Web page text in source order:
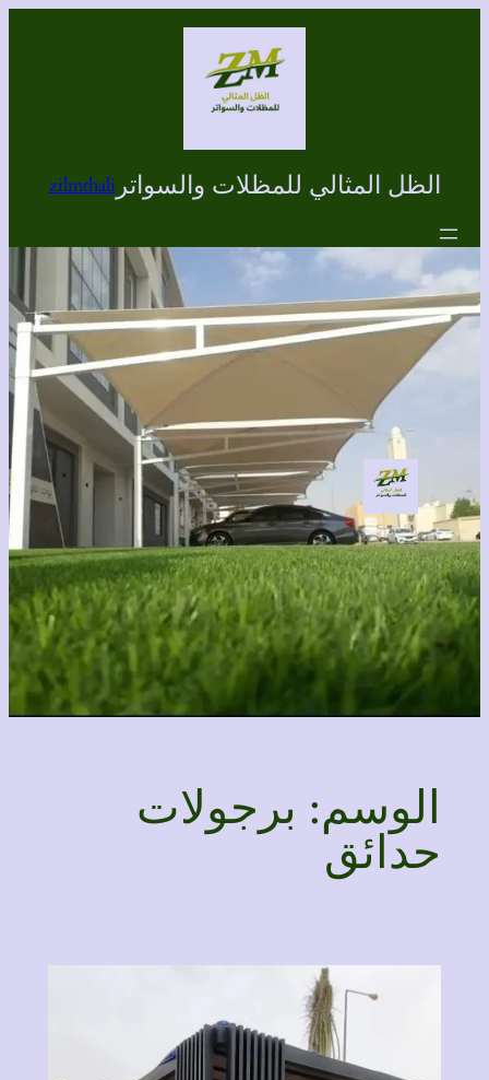
الظل المثالي للمظلات والسواترzilmthali
الوسم: برجولات
حدائق